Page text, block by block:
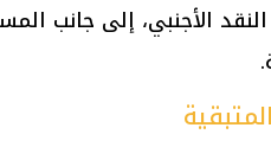
الأجنبي، إلى جانب